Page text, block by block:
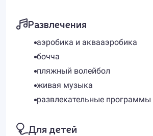
Развлечения
аэробика и аквааэробика
бочча
пляжный волейбол
живая музыка
развлекательные программы
Для детей